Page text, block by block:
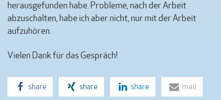
herausgefunden habe. Probleme, nach der Arbeit
abzuschalten, habe ich aber nicht, nur mit der Arbeit
aufzuhören.
Vielen Dank für das Gespräch!
share share share mail